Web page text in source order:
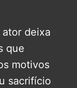
deixa
que
motivos
sacrifício